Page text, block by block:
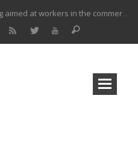
Subsidized training aimed at workers in the commerce and marketing sector and workers in the transport sector
training activity for teachers.
THIRD MEETING OF PROJECT.